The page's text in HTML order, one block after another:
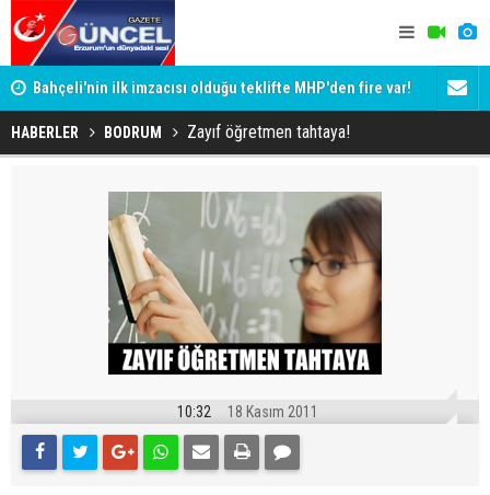
Bahçeli'nin ilk imzacısı olduğu teklifte MHP'den fire var!
İşte imzalamayan o isim
Siyaset-
HABERLER BODRUM Zayıf öğretmen tahtaya!
10:32 18 Kasım 2011